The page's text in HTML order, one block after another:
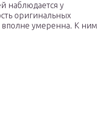
наблюдается у
оригинальных
умеренна. К ним